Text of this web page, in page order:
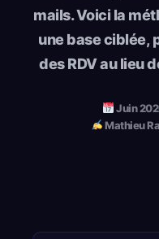
mails. Voici la
une base ciblée,
des RDV au lieu
Juin
Mathieu